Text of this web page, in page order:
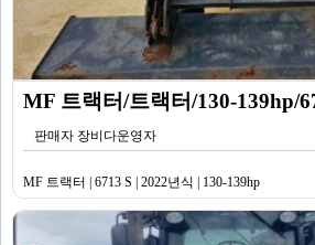
MF 트랙터/트랙터/130-139hp/
판매자 장비다운영자
MF 트랙터 | 6713 S | 2022년식 | 130-139hp